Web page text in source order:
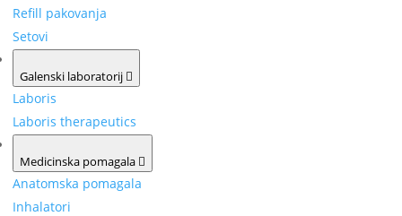
Refill pakovanja
Setovi
Galenski laboratorij
Laboris
Laboris therapeutics
Medicinska pomagala
Anatomska pomagala
Inhalatori